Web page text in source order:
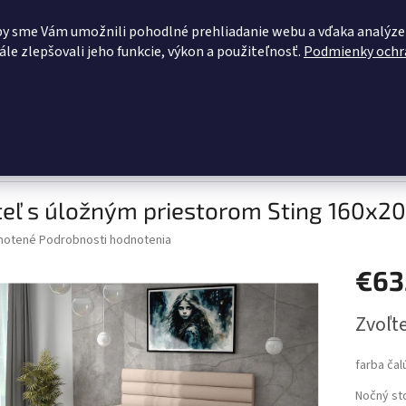
sme Vám umožnili pohodlné prehliadanie webu a vďaka analýze
zlepšovali jeho funkcie, výkon a použiteľnosť. Podmienky
s úložným priestorom Sting
Podrobnosti hodnotenia
cena:
farba
Nočný